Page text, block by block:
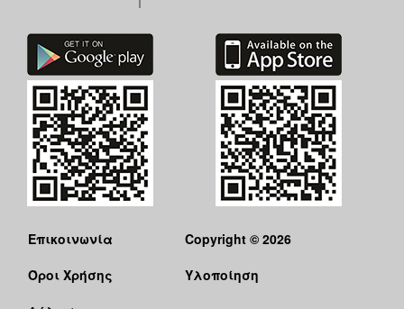
Επικοινωνία
Όροι Χρήσης
Copyright © 2026
Υλοποίηση